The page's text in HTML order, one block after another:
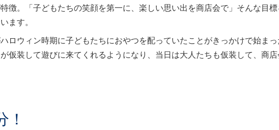
徴。「子どもたちの笑顔を第一に、楽しい思い出を商店会で」そんな目
ます。
ロウィン時期に子どもたちにおやつを配っていたことがきっかけで始ま
仮装して遊びに来てくれるようになり、当日は大人たちも仮装して、商